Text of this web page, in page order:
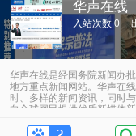
华声在线
入站次数 0
华声在线是经国务院新闻办
地方重点新闻网站。华声在
时、多样的新闻资讯，同时
向全球网民提供优质新媒体